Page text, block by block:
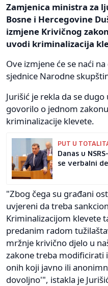
Zamjenica ministra za
Bosne i Hercegovine
izmjene Krivičnog
uvodi kriminalizacija
Ove izmjene će se naći
sjednice Narodne
Jurišić je rekla da se
govorilo o jednom
kriminalizacije klevete.
PUT U
Danas u
se verbalni
"Zbog čega su građani
uvjereni da treba
Kriminalizacijom klevete
predanim radom
mržnje krivično djelo u
zakone treba modificirati
onih koji javno ili
dovoljno'", istakla je